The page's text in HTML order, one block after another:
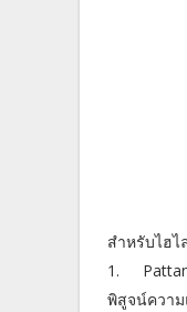
สำหรับไฮ
1.
พิสูจน์ความ